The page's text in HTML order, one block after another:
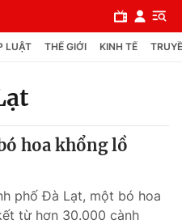
LUẬT THẾ GIỚI KINH TẾ
hoa khổng lồ
phố Đà Lạt, một bó hoa
từ hơn 30.000 cành